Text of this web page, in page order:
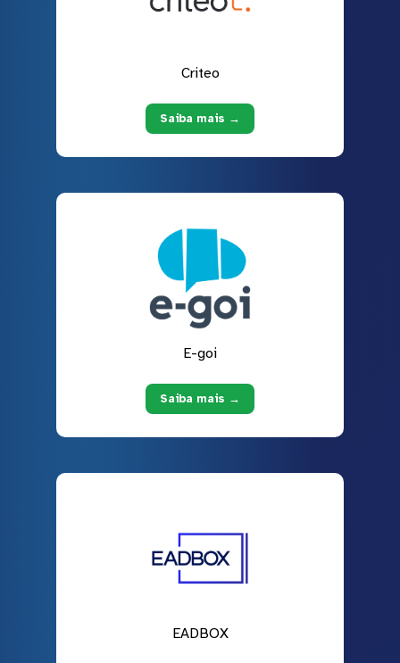
Criteo
Saiba mais →
E-goi
Saiba mais →
EADBOX